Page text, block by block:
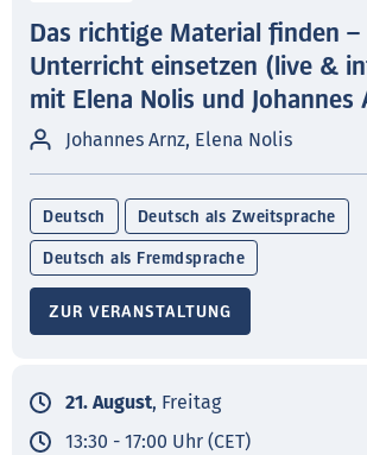
Das richtige Material finden –
Unterricht einsetzen (live &
mit Elena Nolis und Johannes
Johannes Arnz, Elena Nolis
Deutsch Deutsch als Zweitsprache
Deutsch als Fremdsprache
ZUR VERANSTALTUNG
21. August, Freitag
13:30 - 17:00 Uhr (CET)